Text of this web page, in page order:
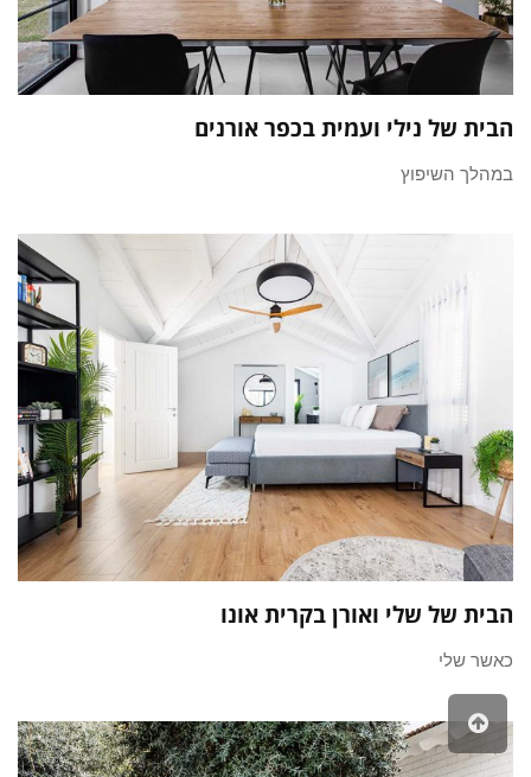
הבית של נילי ועמית בכפר אורנים
במהלך השיפוץ
הבית של שלי ואורן בקרית אונו
כאשר שלי
גלילה
לראש
העמוד